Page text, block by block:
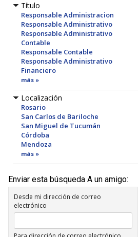
Título
Responsable Administracion
Responsable Administrativo
Responsable Administrativo
Contable
Responsable Contable
Responsable Administrativo
Financiero
más »
Localización
Rosario
San Carlos de Bariloche
San Miguel de Tucumán
Córdoba
Mendoza
más »
Enviar esta búsqueda A un amigo:
Desde mi dirección de correo
electrónico